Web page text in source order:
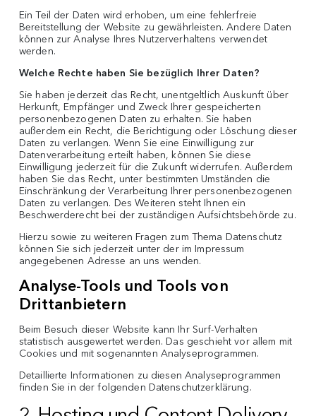
Ein Teil der Daten wird erhoben, um eine fehlerfreie
Bereitstellung der Website zu gewährleisten. Andere Daten
können zur Analyse Ihres Nutzerverhaltens verwendet
werden.
Welche Rechte haben Sie bezüglich Ihrer Daten?
Sie haben jederzeit das Recht, unentgeltlich Auskunft über
Herkunft, Empfänger und Zweck Ihrer gespeicherten
personenbezogenen Daten zu erhalten. Sie haben
außerdem ein Recht, die Berichtigung oder Löschung dieser
Daten zu verlangen. Wenn Sie eine Einwilligung zur
Datenverarbeitung erteilt haben, können Sie diese
Einwilligung jederzeit für die Zukunft widerrufen. Außerdem
haben Sie das Recht, unter bestimmten Umständen die
Einschränkung der Verarbeitung Ihrer personenbezogenen
Daten zu verlangen. Des Weiteren steht Ihnen ein
Beschwerderecht bei der zuständigen Aufsichtsbehörde zu.
Hierzu sowie zu weiteren Fragen zum Thema Datenschutz
können Sie sich jederzeit unter der im Impressum
angegebenen Adresse an uns wenden.
Analyse-Tools und Tools von
Drittanbietern
Beim Besuch dieser Website kann Ihr Surf-Verhalten
statistisch ausgewertet werden. Das geschieht vor allem mit
Cookies und mit sogenannten Analyseprogrammen.
Detaillierte Informationen zu diesen Analyseprogrammen
finden Sie in der folgenden Datenschutzerklärung.